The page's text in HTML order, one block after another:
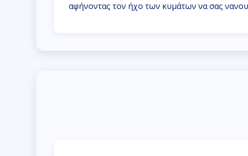
αφήνοντας τον ήχο των κυμάτων να σας